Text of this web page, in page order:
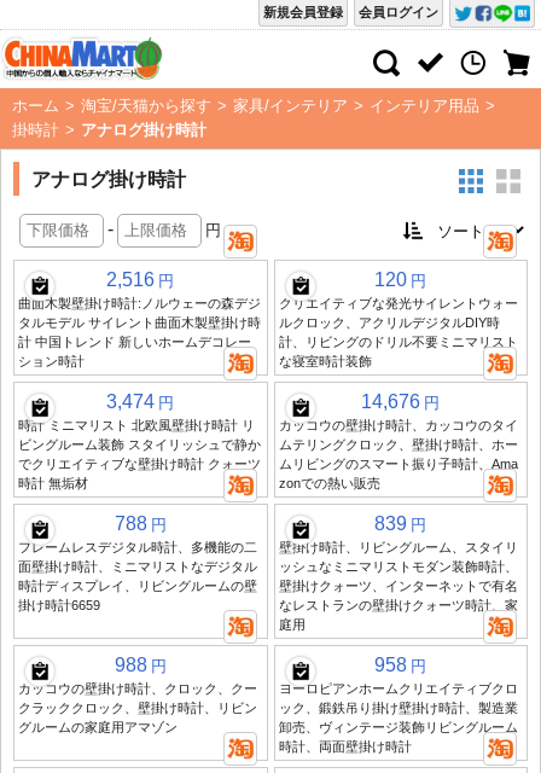
会員ログイン
新規会員登録
ホーム > 淘宝/天猫から探す > 家具/インテリア > インテリア用品 >
掛時計 > アナログ掛け時計
アナログ掛け時計
- 円
2,516 円
曲面木製壁掛け時計:ノルウェーの森デジ
タルモデル サイレント曲面木製壁掛け時
計 中国トレンド 新しいホームデコレー
ション時計
120 円
クリエイティブな発光サイレントウォー
ルクロック、アクリルデジタルDIY時
計、リビングのドリル不要ミニマリスト
な寝室時計装飾
3,474 円
時計 ミニマリスト 北欧風壁掛け時計 リ
ビングルーム装飾 スタイリッシュで静か
でクリエイティブな壁掛け時計 クォーツ
時計 無垢材
14,676 円
カッコウの壁掛け時計、カッコウのタイ
ムテリングクロック、壁掛け時計、ホー
ムリビングのスマート振り子時計、Ama
zonでの熱い販売
788 円
フレームレスデジタル時計、多機能の二
面壁掛け時計、ミニマリストなデジタル
時計ディスプレイ、リビングルームの壁
掛け時計6659
839 円
壁掛け時計、リビングルーム、スタイリ
ッシュなミニマリストモダン装飾時計、
壁掛けクォーツ、インターネットで有名
なレストランの壁掛けクォーツ時計、家
庭用
988 円
カッコウの壁掛け時計、クロック、クー
クラッククロック、壁掛け時計、リビン
グルームの家庭用アマゾン
958 円
ヨーロピアンホームクリエイティブクロ
ック、鍛鉄吊り掛け壁掛け時計、製造業
卸売、ヴィンテージ装飾リビングルーム
時計、両面壁掛け時計